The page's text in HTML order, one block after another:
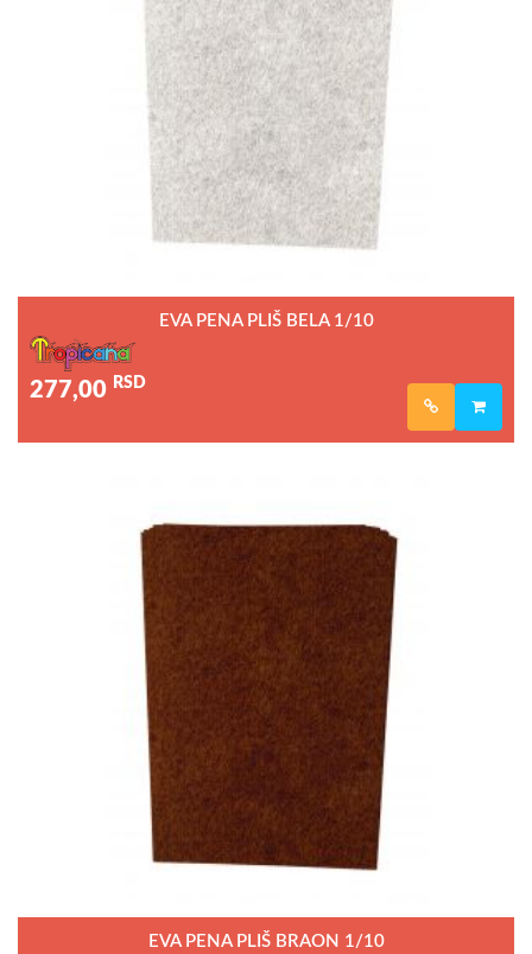
EVA PENA PLIŠ BELA 1/10
277,00 RSD
EVA PENA PLIŠ BRAON 1/10